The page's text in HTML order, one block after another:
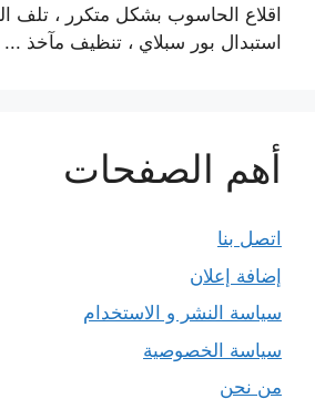
اقلاع الحاسوب بشكل متكرر ، تلف
استبدال بور سبلاي ، تنظيف مآخذ ...
أهم الصفحات
اتصل بنا
إضافة إعلان
سياسة النشر و الاستخدام
سياسة الخصوصية
من نحن